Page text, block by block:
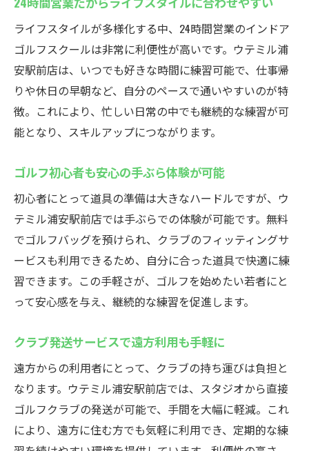
ゴルフクラブの発送サービスでプレーがも
っと快適
インドアゴルフスクールならではの手厚い
サポート
遠方利用者にも対応した柔軟なサービス内
容
クラブ管理の手間を省いて練習に集中でき
最新設備でゴルフライフを充実させる方法
ライフスタイルが多様化する中、24時間営業のインドア
ゴルフスクールは非常に利便性が高いです。ウテミル浦
安駅前店は、いつでも好きな時間に練習可能で、仕事帰
りや休日の早朝など、自分のペースで通いやすいのが特
徴。これにより、忙しい日常の中でも継続的な練習が可
能となり、スキルアップにつながります。
ゴルフ初心者も安心の手ぶら体験が可能
初心者にとって道具の準備は大きなハードルですが、ウ
テミル浦安駅前店では手ぶらでの体験が可能です。無料
でゴルフバッグを預けられ、クラブのフィッティングサ
ービスも利用できるため、自分に合った道具で快適に練
習できます。この手軽さが、ゴルフを始めたい若者にと
って安心感を与え、継続的な練習を促進します。
クラブ発送サービスで遠方利用も手軽に
遠方からの利用者にとって、クラブの持ち運びは負担と
なります。ウテミル浦安駅前店では、スタジオから直接
ゴルフクラブの発送が可能で、手間を大幅に軽減。これ
により、遠方に住む方でも気軽に利用でき、定期的な練